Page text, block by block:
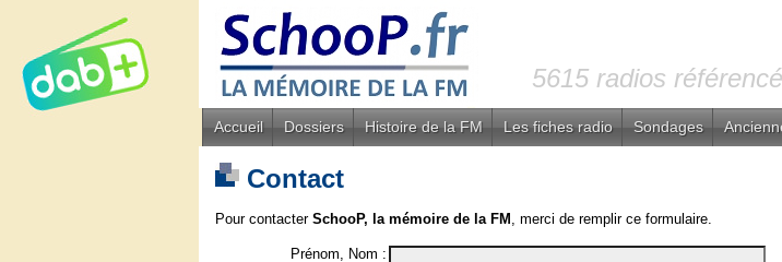
5615 radios
Accueil Dossiers Histoire de la FM Les fiches radio Sondages
Contact
Pour contacter SchooP, la mémoire de la FM , merci de remplir ce formulaire.
Prénom, Nom :